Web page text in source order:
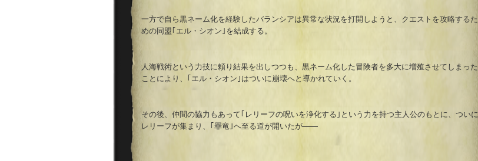
一方で自ら黒ネーム化を経験したバランシアは異常な状況を打開しようと、クエストを攻略するた
めの同盟｢エル・シオン｣を結成する。
人海戦術という力技に頼り結果を出しつつも、黒ネーム化した冒険者を多大に増殖させてしまった
ことにより、｢エル・シオン｣はついに崩壊へと導かれていく。
その後、仲間の協力もあって｢レリーフの呪いを浄化する｣という力を持つ主人公のもとに、ついに
レリーフが集まり、｢罪竜｣へ至る道が開いたが――